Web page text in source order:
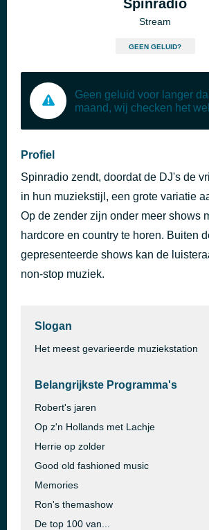
Spinradio
Stream
GEEN GELUID?
Geen geluid voor langer
maand, wij checken het
Profiel
Spinradio zendt, doordat de DJ's de
in hun muziekstijl, een grote variatie
Op de zender zijn onder meer shows
hardcore en country te horen. Buiten
gepresenteerde shows kan de
non-stop muziek.
Slogan
Het meest gevarieerde muziekstation
Belangrijkste Programma's
Robert's jaren
Op z'n Hollands met Lachje
Herrie op zolder
Good old fashioned music
Memories
Ron's themashow
De top 100 van...